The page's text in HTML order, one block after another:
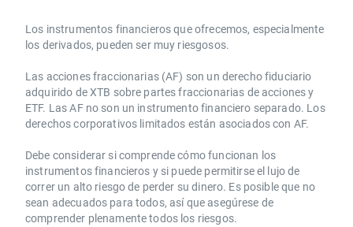
Los instrumentos financieros que ofrecemos, especialmente
los derivados, pueden ser muy riesgosos.
Las acciones fraccionarias (AF) son un derecho fiduciario
adquirido de XTB sobre partes fraccionarias de acciones y
ETF. Las AF no son un instrumento financiero separado. Los
derechos corporativos limitados están asociados con AF.
Debe considerar si comprende cómo funcionan los
instrumentos financieros y si puede permitirse el lujo de
correr un alto riesgo de perder su dinero. Es posible que no
sean adecuados para todos, así que asegúrese de
comprender plenamente todos los riesgos.